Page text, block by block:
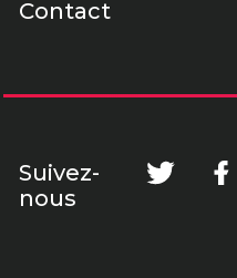
Contact
Suivez-
nous